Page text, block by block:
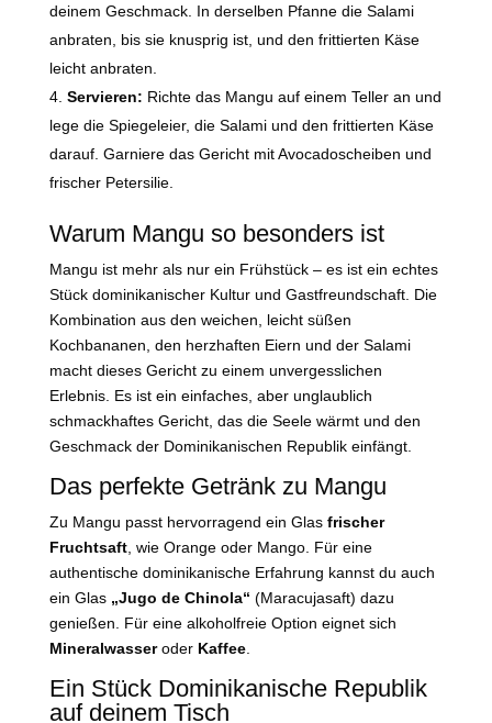
deinem Geschmack. In derselben Pfanne die Salami
anbraten, bis sie knusprig ist, und den frittierten Käse
leicht anbraten.
Servieren: Richte das Mangu auf einem Teller an und
lege die Spiegeleier, die Salami und den frittierten Käse
darauf. Garniere das Gericht mit Avocadoscheiben und
frischer Petersilie.
Warum Mangu so besonders ist
Mangu ist mehr als nur ein Frühstück – es ist ein echtes
Stück dominikanischer Kultur und Gastfreundschaft. Die
Kombination aus den weichen, leicht süßen
Kochbananen, den herzhaften Eiern und der Salami
macht dieses Gericht zu einem unvergesslichen
Erlebnis. Es ist ein einfaches, aber unglaublich
schmackhaftes Gericht, das die Seele wärmt und den
Geschmack der Dominikanischen Republik einfängt.
Das perfekte Getränk zu Mangu
Zu Mangu passt hervorragend ein Glas frischer
Fruchtsaft, wie Orange oder Mango. Für eine
authentische dominikanische Erfahrung kannst du auch
ein Glas „Jugo de Chinola“ (Maracujasaft) dazu
genießen. Für eine alkoholfreie Option eignet sich
Mineralwasseroder Kaffee.
Ein Stück Dominikanische Republik
auf deinem Tisch